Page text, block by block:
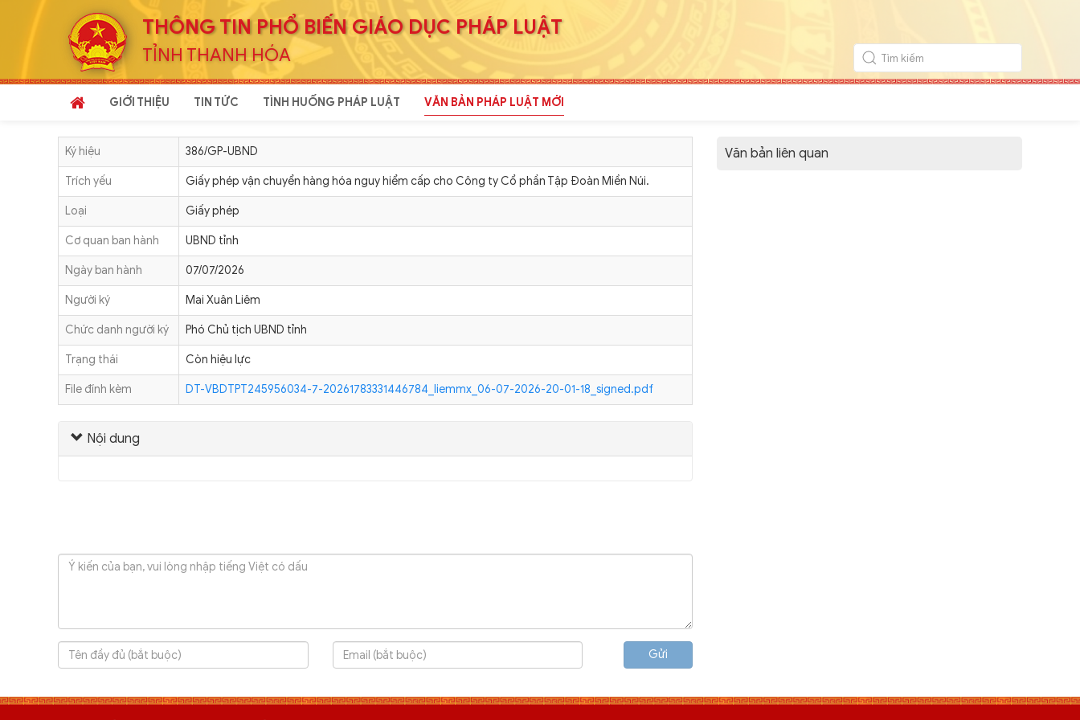
THÔNG TIN PHỔ BIẾN GIÁO DỤC PHÁP LUẬT
TỈNH THANH HÓA
GIỚI THIỆU TIN TỨC TÌNH HUỐNG PHÁP LUẬT VĂN BẢN PHÁP LUẬT MỚI
Ký hiệu 386/GP-UBND
Trích yếu Giấy phép vận chuyển hàng hóa nguy hiểm cấp cho Công ty Cổ phần Tập Đoàn Miền Núi.
Loại Giấy phép
Cơ quan ban hành UBND tỉnh
Ngày ban hành 07/07/2026
Người ký Mai Xuân Liêm
Chức danh người ký Phó Chủ tịch UBND tỉnh
Trạng thái Còn hiệu lực
File đính kèm DT-VBDTPT245956034-7-20261783331446784_liemmx_06-07-2026-20-01-18_signed.pdf
Nội dung
Gửi
Văn bản liên quan